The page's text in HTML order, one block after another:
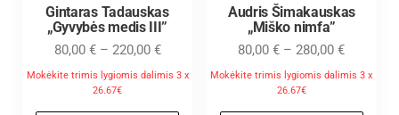
Gintaras Tadauskas
„Gyvybės medis III”
80,00 € – 220,00 €
Mokėkite trimis lygiomis dalimis 3 x
26.67€
Audris Šimakauskas
„Miško nimfa”
80,00€ – 280,00€
Mokėkite trimis lygiomis dalimis 3 x
26.67€